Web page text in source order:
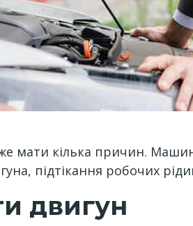
мати кілька причин.
підтікання робочих
двигун